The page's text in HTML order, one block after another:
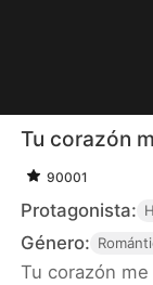
Tu corazón
90001
Protagonista:
Género:
Tu corazón